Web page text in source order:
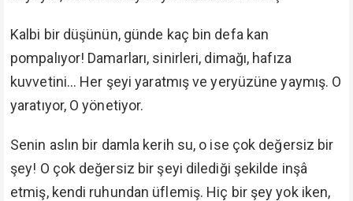
Kalbi bir düşünün, günde kaç bin defa kan
pompalıyor! Damarları, sinirleri, dimağı, hafıza
kuvvetini... Her şeyi yaratmış ve yeryüzüne yaymış. O
yaratıyor, O yönetiyor.
Senin aslın bir damla kerih su, o ise çok değersiz bir
şey! O çok değersiz bir şeyi dilediği şekilde inşâ
etmiş, kendi ruhundan üflemiş. Hiç bir şey yok iken,